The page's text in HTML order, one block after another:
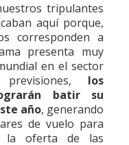
tripulantes
aquí porque,
corresponden a
presenta muy
en el sector
los
batir su
año, generando
de vuelo para
la oferta de las